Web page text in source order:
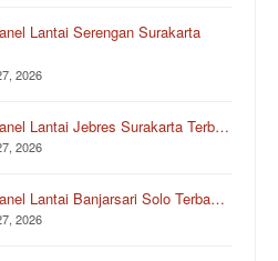
Lantai Serengan Surakarta
2026
Lantai Jebres Surakarta Terb…
2026
Lantai Banjarsari Solo Terba…
2026